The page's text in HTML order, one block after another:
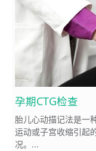
孕期CTG检查
胎儿心动描记法是一
运动或子宫收缩引起
况。...